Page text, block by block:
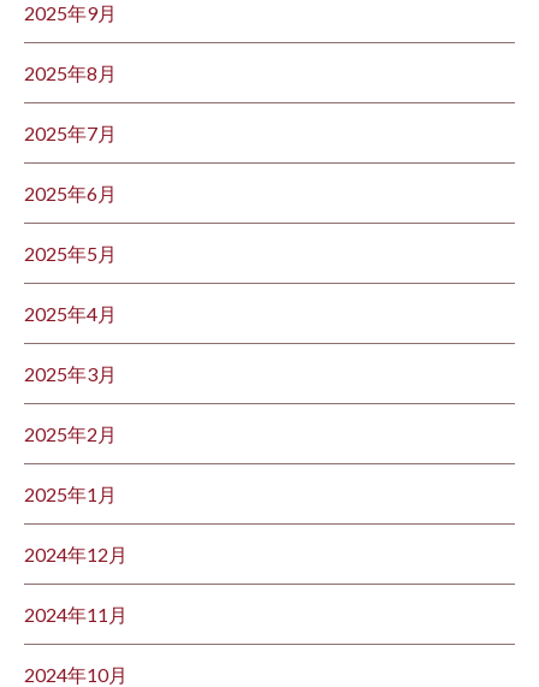
2025年9月
2025年8月
2025年7月
2025年6月
2025年5月
2025年4月
2025年3月
2025年2月
2025年1月
2024年12月
2024年11月
2024年10月